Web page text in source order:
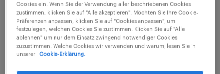
Montierer (m/w/d)
Feuchtwangen, Bayern
Cookies ein. Wenn Sie der Verwendung aller beschriebenen Cookies
zustimmen, klicken Sie auf "Alle akzeptieren". Möchten Sie Ihre Cookie-
Präferenzen anpassen, klicken Sie auf "Cookies anpassen", um
festzulegen, welchen Cookies Sie zustimmen. Klicken Sie auf "Alle
ablehnen" um nur dem Einsatz zwingend notwendiger Cookies
zuzustimmen. Welche Cookies wir verwenden und warum, lesen Sie in
unserer
Cookie-Erklärung.